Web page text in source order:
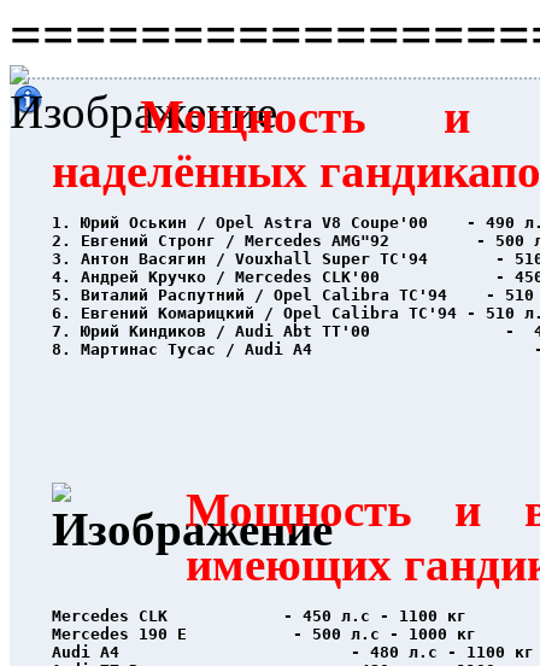
Мощность и
наделённых
1. Юрий Оськин / Opel Astra V8 Coupe'00    - 490
2. Евгений Стронг / Mercedes AMG"92         - 500
3. Антон Васягин / Vouxhall Super TC'94       -
4. Андрей Кручко / Mercedes CLK'00            -
5. Виталий Распутний / Opel Calibra TC'94    -
6. Евгений Комарицкий / Opel Calibra TC'94 - 510
7. Юрий Киндиков / Audi Abt TT'00              -
8. Мартинас Тусас / Audi A4                       -
Мощность и
имеющих
Mercedes CLK            - 450 л.с - 1100 кг
Mercedes 190 E           - 500 л.с - 1000 кг
Audi A4                        - 480 л.с - 1100 кг